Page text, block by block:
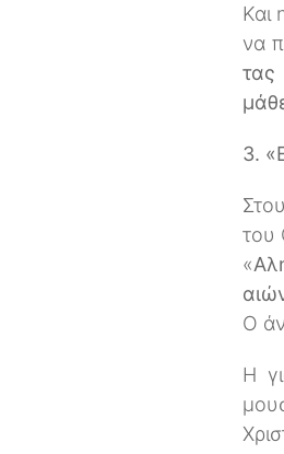
Και
να
τας
3.
του
«
Ο
Η